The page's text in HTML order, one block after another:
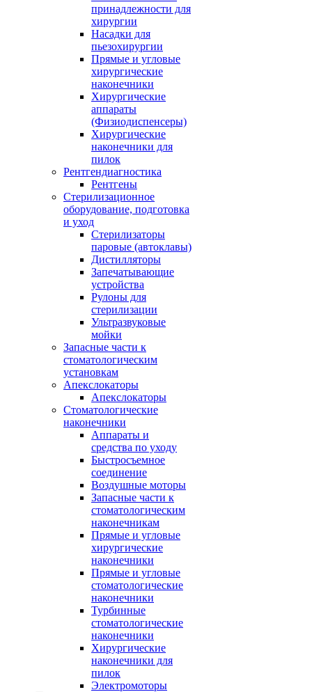
принадлежности для
хирургии
Насадки для
пьезохирургии
Прямые и угловые
хирургические
наконечники
Хирургические
аппараты
(Физиодиспенсеры)
Хирургические
наконечники для
пилок
Рентгендиагностика
Рентгены
Стерилизационное
оборудование, подготовка
и уход
Стерилизаторы
паровые (автоклавы)
Дистилляторы
Запечатывающие
устройства
Рулоны для
стерилизации
Ультразвуковые
мойки
Запасные части к
стоматологическим
установкам
Апекслокаторы
Апекслокаторы
Стоматологические
наконечники
Аппараты и
средства по уходу
Быстросъемное
соединение
Воздушные моторы
Запасные части к
стоматологическим
наконечникам
Прямые и угловые
хирургические
наконечники
Прямые и угловые
стоматологические
наконечники
Турбинные
стоматологические
наконечники
Хирургические
наконечники для
пилок
Электромоторы